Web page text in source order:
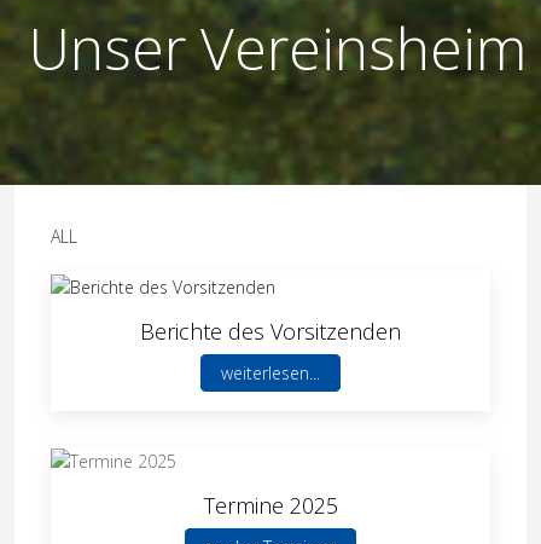
Unser Vereinsheim
ALL
Berichte des Vorsitzenden
weiterlesen...
Termine 2025